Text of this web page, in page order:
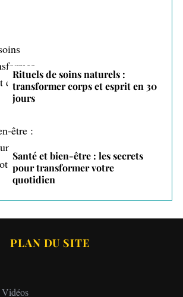
Rituels de soins naturels :
transformer corps et esprit en 30
jours
Santé et bien-être : les secrets
pour transformer votre
quotidien
PLAN DU SITE
Vidéos